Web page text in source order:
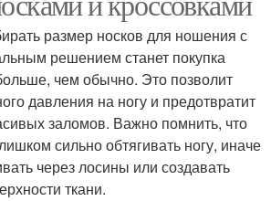
размер носков для ношения с
решением станет покупка
чем обычно. Это позволит
давления на ногу и предотвратит
заломов. Важно помнить, что
сильно обтягивать ногу, иначе
через лосины или создавать
ткани.